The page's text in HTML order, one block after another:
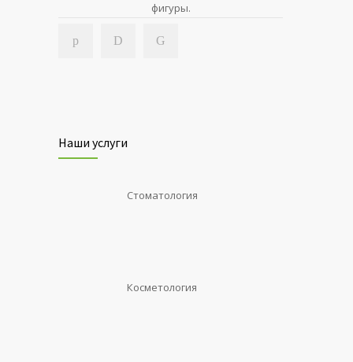
фигуры.
Наши услуги
Стоматология
Косметология